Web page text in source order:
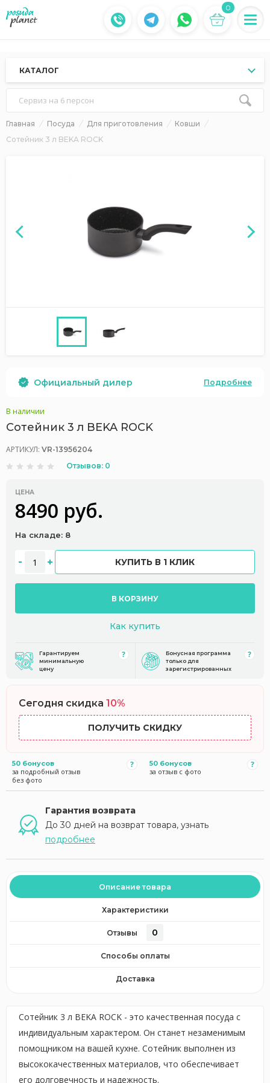
0
КАТАЛОГ
Сервиз на 6 персон
Главная Посуда Для приготовления
Ковши
Сотейник 3 л BEKA ROCK
Официальный дилер Подробнее
В наличии
Сотейник 3 л BEKA ROCK
АРТИКУЛ: VR-13956204
Отзывов: 0
ЦЕНА
8490 руб.
На складе: 8
КУПИТЬ В 1 КЛИК
В КОРЗИНУ
Как купить
Гарантируем
минимальную
цену
Бонусная программа
только для
зарегистрированных
Сегодня скидка 10%
ПОЛУЧИТЬ СКИДКУ
50 бонусов
за подробный отзыв
без фото
50 бонусов
за отзыв с фото
Гарантия возврата
До 30 дней на возврат товара, узнать
подробнее
Описание товара
Характеристики
Отзывы 0
Способы оплаты
Доставка
Сотейник 3 л BEKA ROCK - это качественная посуда с
индивидуальным характером. Он станет незаменимым
помощником на вашей кухне. Сотейник выполнен из
высококачественных материалов, что обеспечивает
его долговечность и надежность.